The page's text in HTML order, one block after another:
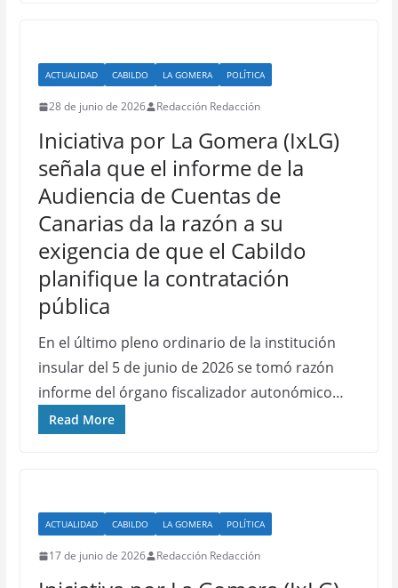
ACTUALIDAD CABILDO LA GOMERA POLÍTICA
28 de junio de 2026 Redacción Redacción
Iniciativa por La Gomera (IxLG)
señala que el informe de la
Audiencia de Cuentas de
Canarias da la razón a su
exigencia de que el Cabildo
planifique la contratación
pública
En el último pleno ordinario de la institución
insular del 5 de junio de 2026 se tomó razón
informe del órgano fiscalizador autonómico…
Read More
ACTUALIDAD CABILDO LA GOMERA POLÍTICA
17 de junio de 2026 Redacción Redacción